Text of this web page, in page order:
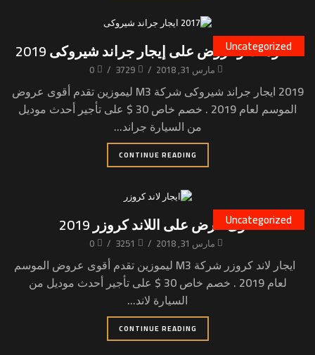
Uncategorized
خصومات وعروض على إيجار جراند شيروكى 2019
مارس 31, 2018 /
3729
/
0
2019 ايجار جراند شيروكى شركة M3 ليموزين تقدم أقوى عروض
الموسم لعام 2019 . خصم خاص 30 $ على تأجير أحدث موديل
من السيارة جراند...
CONTINUE READING
Uncategorizedأقوى عرض على اللاند كروزر 2019
مارس 31, 2018 /
3251
/
0
ايجار لاند كروزر شركة M3 ليموزين تقدم أقوى عروض الموسم
لعام 2019 . خصم خاص 30 $ على تأجير أحدث موديل من
السيارة لاند...
CONTINUE READING